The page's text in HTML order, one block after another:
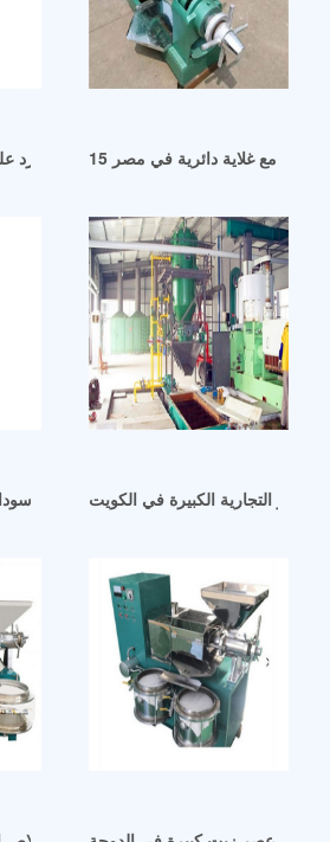
آلة استخراج الزيتالزيت مع غلاية دائرية في مصر
مصفاة زيتاللوز التجارية الكبيرة في الكويت